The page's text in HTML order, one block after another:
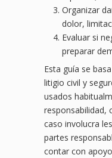
Organizar
dolor,
Evaluar si
preparar
Esta guía se
litigio civil y
usados
responsabilidad,
caso involucra
partes
contar con